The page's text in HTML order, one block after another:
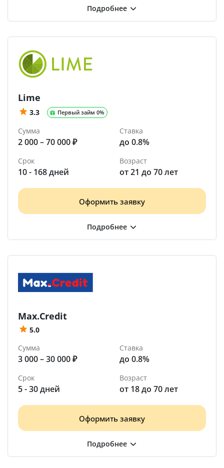
Lime
3.3 Первый займ 0%
Сумма
2 000 – 70 000 ₽
Ставка
до 0.8%
Срок
10 - 168 дней
Возраст
от 21 до 70 лет
Оформить заявку
Max.Credit
5.0
Сумма
3 000 – 30 000 ₽
Ставка
до 0.8%
Срок
5 - 30 дней
Возраст
от 18 до 70 лет
Оформить заявку